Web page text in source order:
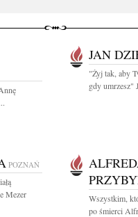
JAN
"Żyj tak, aby
gdy umrzesz"
POZNAŃ
Mezer
Wszystkim,
po śmierci